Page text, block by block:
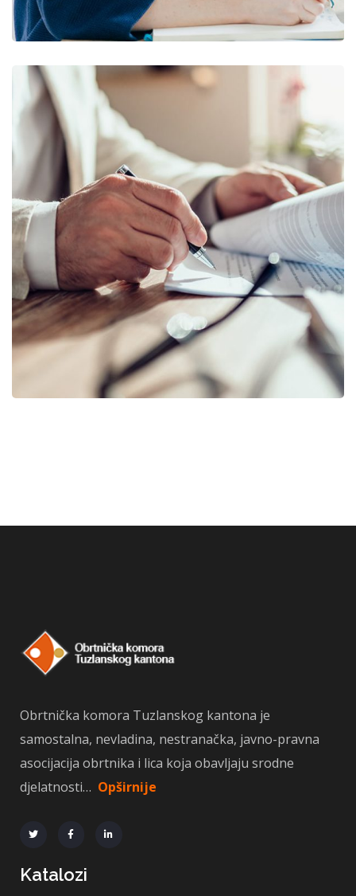
Business Planning
BUSINESS/STARTUP
Obrtnička komora Tuzlanskog kantona je
samostalna, nevladina, nestranačka, javno-pravna
asocijacija obrtnika i lica koja obavljaju srodne
djelatnosti… Opširnije
Katalozi